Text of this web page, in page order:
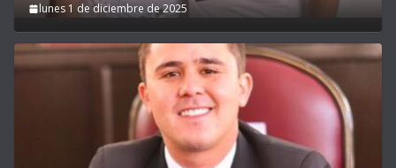
lunes 1 de diciembre de 2025